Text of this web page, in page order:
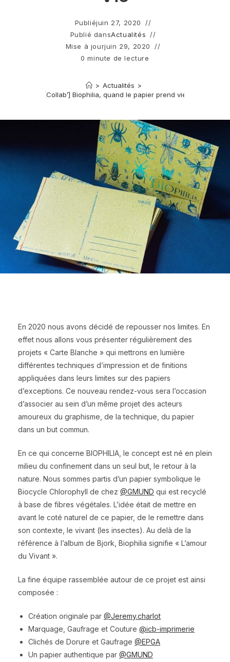
Publiéjuin 27, 2020
Publié dansActualités
Mise à jourjuin 29, 2020
0 minute de lecture
> Actualités >
[Collab’] Biophilia, quand le papier prend vie
En 2020 nous avons décidé de repousser nos limites. En
effet nous allons vous présenter régulièrement des
projets « Carte Blanche » qui mettrons en lumière
différentes techniques d’impression et de finitions
appliquées dans leurs limites sur des papiers
d’exceptions. Ce nouveau rendez-vous sera l’occasion
d’associer au sein d’un même projet des acteurs
amoureux du graphisme, de la technique, du papier
dans un but commun.
En ce qui concerne BIOPHILIA, le concept est né en plein
milieu du confinement dans un seul but, le retour à la
nature. Nous sommes partis d’un papier symbolique le
Biocycle Chlorophyll de chez @GMUND qui est recyclé
à base de fibres végétales. L’idée était de mettre en
avant le coté naturel de ce papier, de le remettre dans
son contexte, le vivant (les insectes). Au delà de la
référence à l’album de Bjork, Biophilia signifie « L’amour
du Vivant ».
La fine équipe rassemblée autour de ce projet est ainsi
composée :
Création originale par @Jeremy.charlot
Marquage, Gaufrage et Couture @icb-imprimerie
Clichés de Dorure et Gaufrage @EPGA
Un papier authentique par @GMUND